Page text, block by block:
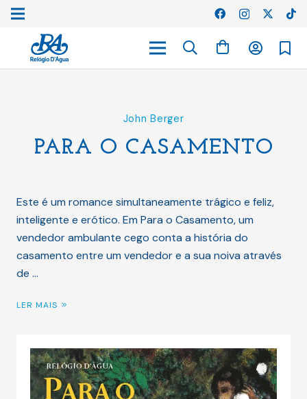
John Berger
PARA O CASAMENTO
Este é um romance simultaneamente trágico e feliz,
inteligente e erótico. Em Para o Casamento, um
vendedor ambulante cego conta a história do
casamento entre um vendedor e a sua noiva através
de …
LER MAIS